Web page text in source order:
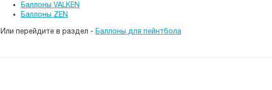
Баллоны VALKEN
Баллоны ZEN
Или перейдите в раздел - Баллоны для пейнтбола